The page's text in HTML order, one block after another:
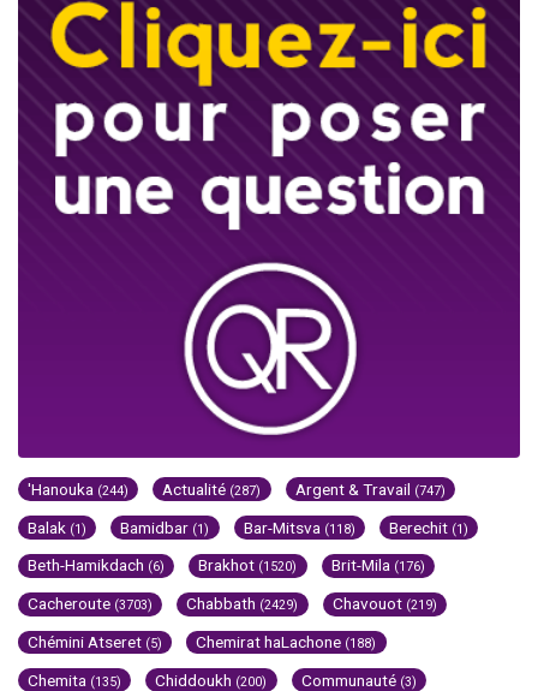
'Hanouka (244) Actualité (287) Argent & Travail (747)
Balak (1) Bamidbar (1) Bar-Mitsva (118) Berechit (1)
Beth-Hamikdach (6) Brakhot (1520) Brit-Mila (176)
Cacheroute (3703) Chabbath (2429) Chavouot (219)
Chémini Atseret (5) Chemirat haLachone (188)
Chemita (135) Chiddoukh (200) Communauté (3)